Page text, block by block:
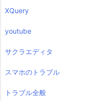
XQuery
youtube
サクラエディタ
スマホのトラブル
トラブル全般